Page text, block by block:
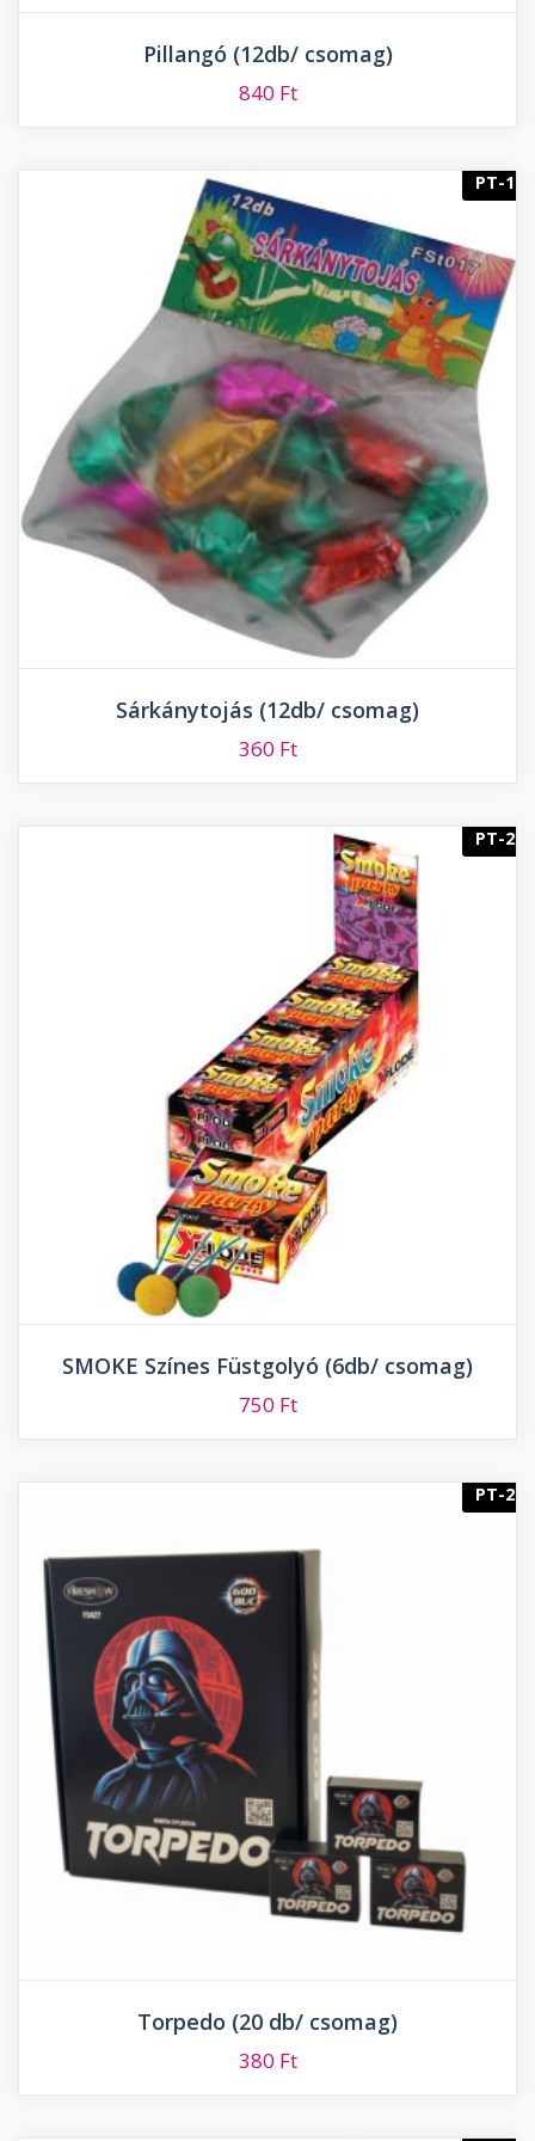
Pillangó (12db/ csomag)
840 Ft
PT-1
Sárkánytojás (12db/ csomag)
360 Ft
PT-2
SMOKE Színes Füstgolyó (6db/ csomag)
750 Ft
PT-2
Torpedo (20 db/ csomag)
380 Ft